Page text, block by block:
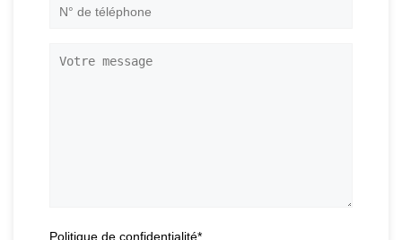
N°
Votre
Politique de confidentialité*